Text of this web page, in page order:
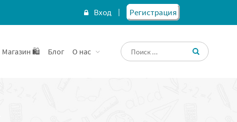
Вход Регистрация
Магазин 🛍️ Блог О нас